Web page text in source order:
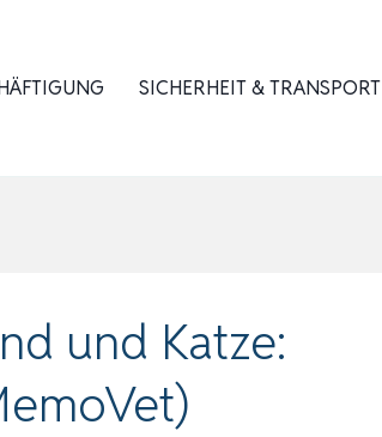
SICHERHEIT & TRANSPORT
und Katze: